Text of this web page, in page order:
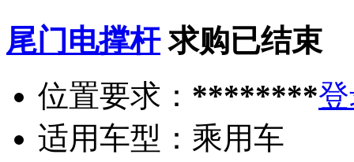
尾门电撑杆 求购已结束
位置要求： ********
适用车型： 乘用车